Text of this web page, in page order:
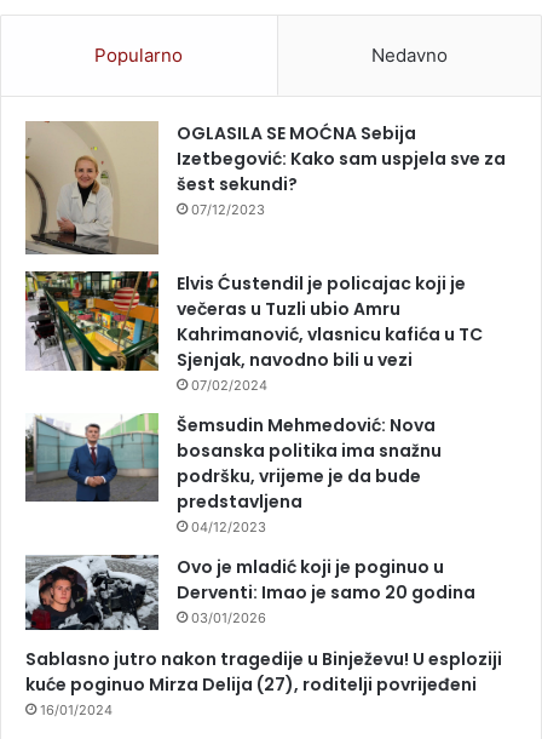
Popularno Nedavno
OGLASILA SE MOĆNA Sebija
Izetbegović: Kako sam uspjela sve za
šest sekundi?
07/12/2023
Elvis Ćustendil je policajac koji je
večeras u Tuzli ubio Amru
Kahrimanović, vlasnicu kafića u TC
Sjenjak, navodno bili u vezi
07/02/2024
Šemsudin Mehmedović: Nova
bosanska politika ima snažnu
podršku, vrijeme je da bude
predstavljena
04/12/2023
Ovo je mladić koji je poginuo u
Derventi: Imao je samo 20 godina
03/01/2026
Sablasno jutro nakon tragedije u Binježevu! U esploziji
kuće poginuo Mirza Delija (27), roditelji povrijeđeni
16/01/2024